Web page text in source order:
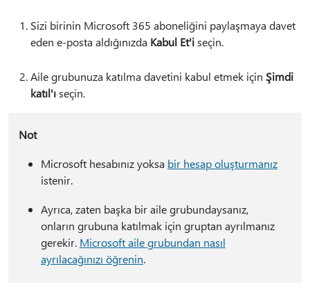
Sizi birinin Microsoft 365 aboneliğini paylaşmaya davet
eden e-posta aldığınızda Kabul Et'iseçin.
Aile grubunuza katılma davetini kabul etmek için Şimdi
katıl'ıseçin.
Not
Microsoft hesabınız yoksa bir hesap oluşturmanız
istenir.
Ayrıca, zaten başka bir aile grubundaysanız,
onların grubuna katılmak için gruptan ayrılmanız
gerekir. Microsoft aile grubundan nasıl
ayrılacağınızı öğrenin.